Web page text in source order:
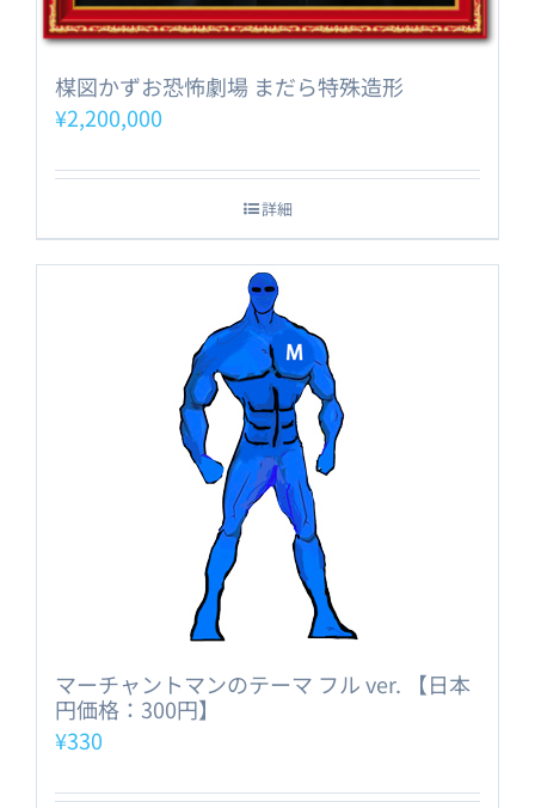
楳図かずお恐怖劇場 まだら特殊造形
¥2,200,000
詳細
マーチャントマンのテーマ フル ver. 【日本
円価格：300円】
¥330